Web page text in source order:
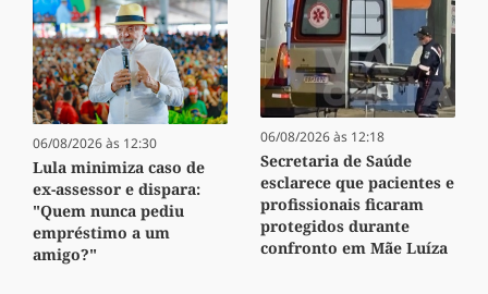
06/08/2026 às 12:30
Lula minimiza caso de
ex-assessor e dispara:
"Quem nunca pediu
empréstimo a um
amigo?"
06/08/2026 às 12:18
Secretaria de Saúde
esclarece que pacientes e
profissionais ficaram
protegidos durante
confronto em Mãe Luíza